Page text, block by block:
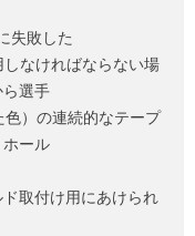
失敗した
なければならない場
選手
）の連続的なテープ
ール
取付け用にあけられ